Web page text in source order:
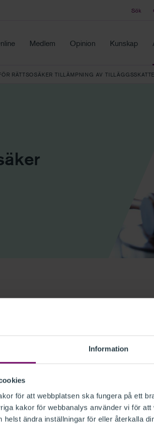
Information
för att webbplatsen ska fungera på ett
kakor för webbanalys använder vi för
helst ändra inställningar för eller återkalla
Tidningen Balans
Sök
Medlem Opinion Kunskap
RÄTTSOSÄKER TILLÄMPNING AV
i lagen om tilläggsskatt för
till OECD:s nya riktlinjer från
är tekniskt komplicerade,
Dessutom kan den snabba
medför en ändring av
inom ramen för befintligt
skatt avseende förvärvade